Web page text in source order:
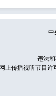
中
违法
网上传播视听节目许